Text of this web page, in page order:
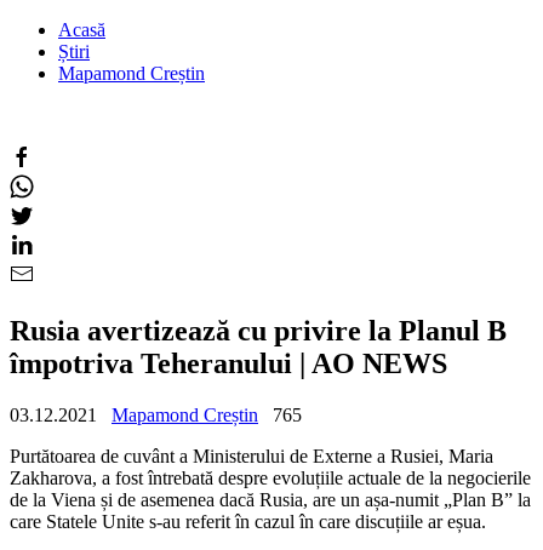
Acasă
Știri
Mapamond Creștin
Rusia avertizează cu privire la Planul B
împotriva Teheranului | AO NEWS
03.12.2021 Mapamond Creștin
765
Purtătoarea de cuvânt a Ministerului de Externe a Rusiei, Maria
Zakharova, a fost întrebată despre evoluțiile actuale de la negocierile
de la Viena și de asemenea dacă Rusia, are un așa-numit „Plan B” la
care Statele Unite s-au referit în cazul în care discuțiile ar eșua.